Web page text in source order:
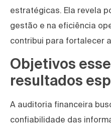
estratégicas. Ela revela
gestão e na eficiência
contribui para fortalecer
Objetivos
resultados
A auditoria financeira
confiabilidade das